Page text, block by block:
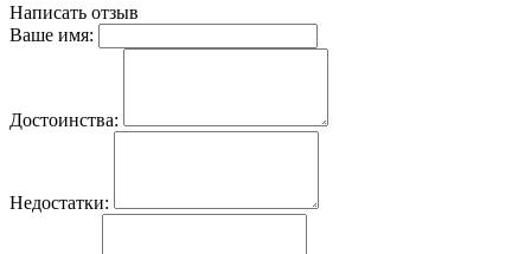
Написать отзыв
Ваше имя:
Достоинства:
Недостатки: